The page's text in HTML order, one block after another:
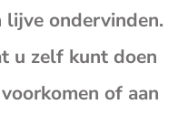
je
lijve ondervinden.
u zelf kunt doen
of aan